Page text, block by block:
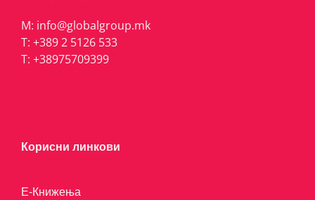
M: info@globalgroup.mk
T: +389 2 5126 533
T: +38975709399
Корисни линкови
Е-Книжења